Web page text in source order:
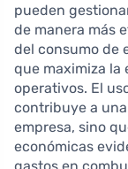
pueden
de manera más
del consumo de
que maximiza la
operativos. El
contribuye a
empresa, sino
económicas
gastos en